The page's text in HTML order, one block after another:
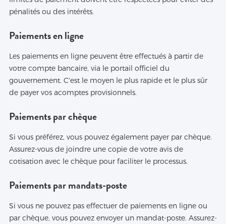
pénalités ou des intérêts.
Paiements en ligne
Les paiements en ligne peuvent être effectués à partir de
votre compte bancaire, via le portail officiel du
gouvernement. C'est le moyen le plus rapide et le plus sûr
de payer vos acomptes provisionnels.
Paiements par chèque
Si vous préférez, vous pouvez également payer par chèque.
Assurez-vous de joindre une copie de votre avis de
cotisation avec le chèque pour faciliter le processus.
Paiements par mandats-poste
Si vous ne pouvez pas effectuer de paiements en ligne ou
par chèque, vous pouvez envoyer un mandat-poste. Assurez-